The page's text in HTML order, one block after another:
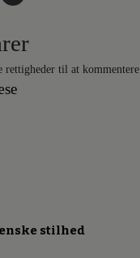
til at kommentere
stilhed